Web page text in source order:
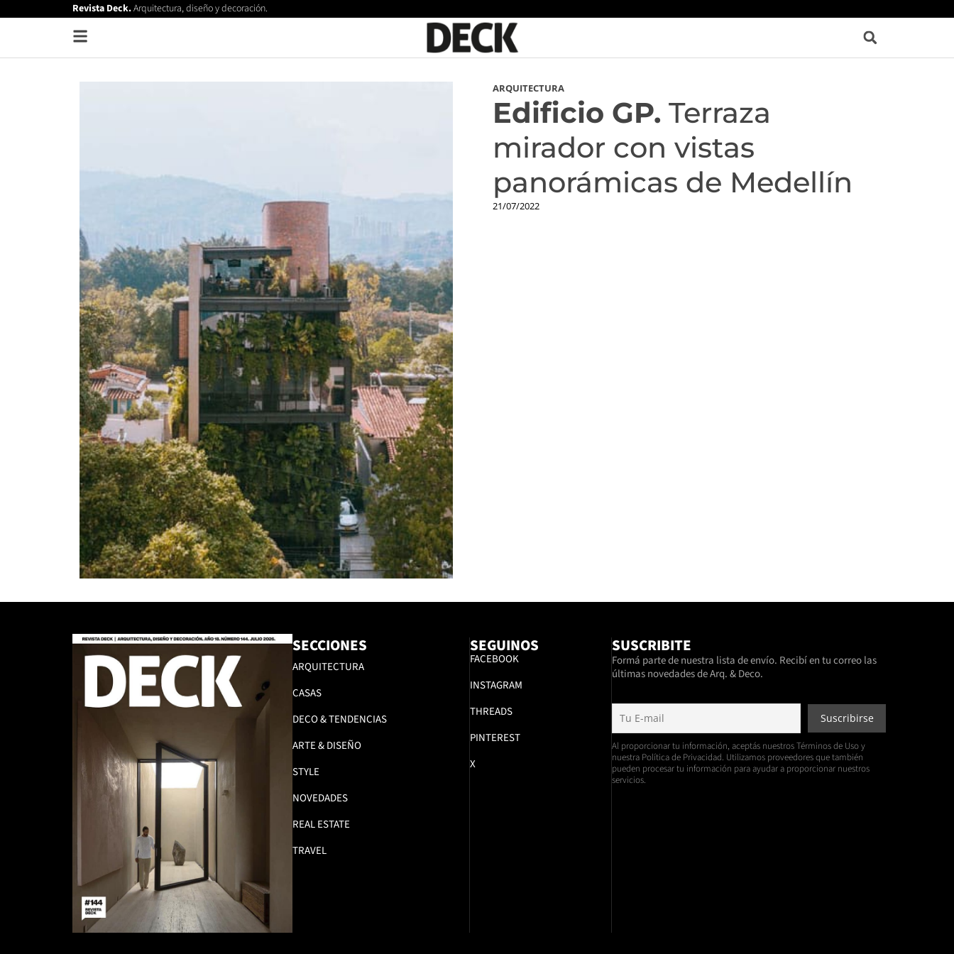
Revista Deck.Arquitectura, diseño y decoración.
ARQUITECTURA
Edificio GP. Terraza
mirador con vistas
panorámicas de Medellín
21/07/2022
SECCIONES
ARQUITECTURA
CASAS
DECO & TENDENCIAS
ARTE & DISEÑO
STYLE
NOVEDADES
REAL ESTATE
TRAVEL
SEGUINOS
FACEBOOK
INSTAGRAM
THREADS
PINTEREST
X
SUSCRIBITE
Formá parte de nuestra lista de envío. Recibí en tu correo las
últimas novedades de Arq. & Deco.
Al proporcionar tu información, aceptás nuestros Términos de Uso y
nuestra Política de Privacidad. Utilizamos proveedores que también
pueden procesar tu información para ayudar a proporcionar nuestros
servicios.